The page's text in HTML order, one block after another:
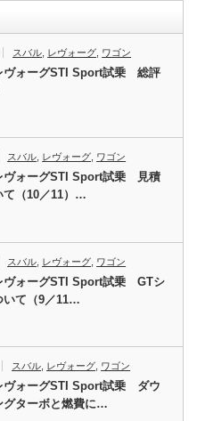
スバル レヴォーグ ワゴン
ヴォーグSTI Sport試乗 総評
スバル, レヴォーグ, ワゴン
ヴォーグSTI Sport試乗 見積
て（10／11）…
スバル レヴォーグ ワゴン
ヴォーグSTI Sport試乗 GTシ
いて（9／11…
スバル レヴォーグ ワゴン
ヴォーグSTI Sport試乗 ダウ
グターボと燃費に…